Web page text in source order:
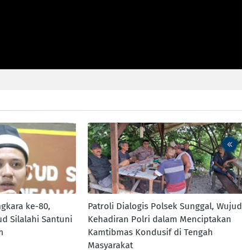
ke-80,
Silalahi Santuni
Patroli Dialogis Polsek Sunggal, Wujud
Kehadiran Polri dalam Menciptakan
Kamtibmas Kondusif di Tengah
Masyarakat